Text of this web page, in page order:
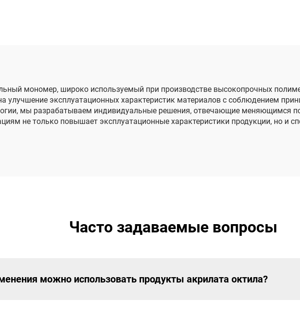
мономер, широко используемый при производстве высокопрочных
улучшение эксплуатационных характеристик материалов с соблюдением
мы разрабатываем индивидуальные решения, отвечающие меняющимся
не только повышает эксплуатационные характеристики продукции, но и
Часто задаваемые вопросы
можно использовать продукты акрилата октила?